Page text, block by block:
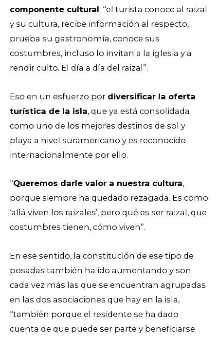
componente cultural: “el turista conoce al raizal
y su cultura, recibe información al respecto,
prueba su gastronomía, conoce sus
costumbres, incluso lo invitan a la iglesia y a
rendir culto. El día a día del raizal”.
Eso en un esfuerzo por diversificar la oferta
turística de la isla, que ya está consolidada
como uno de los mejores destinos de sol y
playa a nivel suramericano y es reconocido
internacionalmente por ello.
“Queremos darle valor a nuestra cultura,
porque siempre ha quedado rezagada. Es como
‘allá viven los raizales’, pero qué es ser raizal, que
costumbres tienen, cómo viven”.
En ese sentido, la constitución de ese tipo de
posadas también ha ido aumentando y son
cada vez más las que se encuentran agrupadas
en las dos asociaciones que hay en la isla,
“también porque el residente se ha dado
cuenta de que puede ser parte y beneficiarse